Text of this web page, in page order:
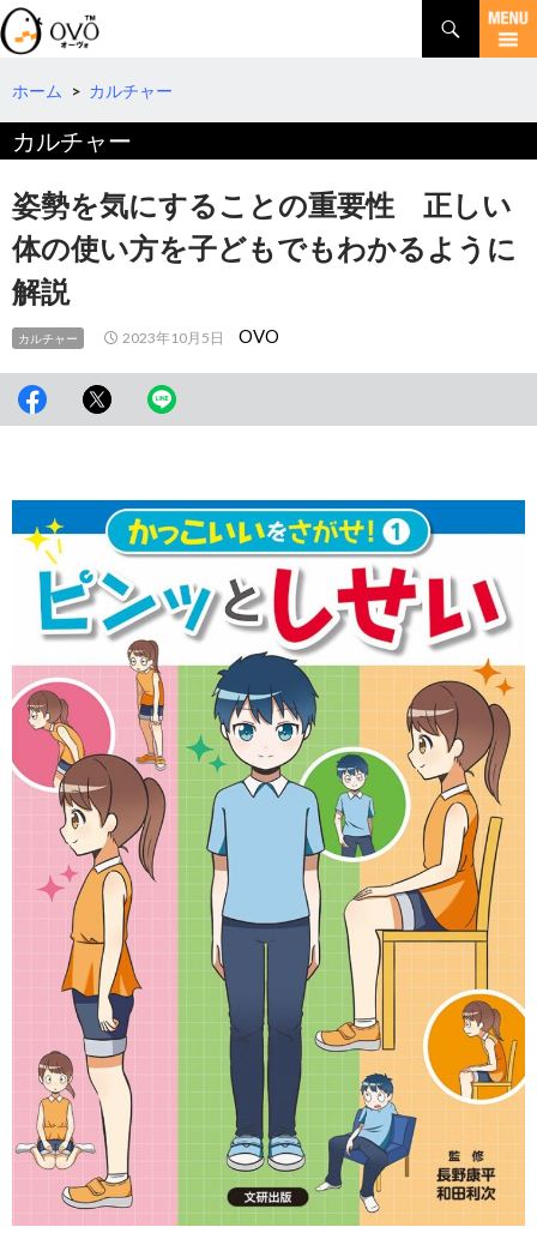
検
索
コ
テ
ツ
へ
移
動
ホーム > カルチャー
カルチャー
姿勢を気にすることの重要性 正しい
体の使い方を子どもでもわかるように
解説
カルチャー 2023年10月5日 OVO